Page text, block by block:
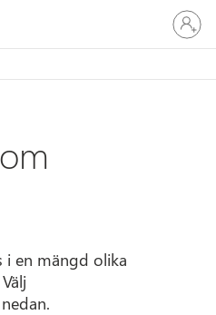
Logga
in
på
konto
i en mängd olika